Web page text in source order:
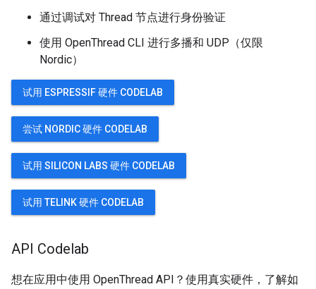
通过调试对 Thread 节点进行身份验证
使用 OpenThread CLI 进行多播和 UDP（仅限
Nordic）
试用 ESPRESSIF 硬件 CODELAB
尝试 NORDIC 硬件 CODELAB
试用 SILICON LABS 硬件 CODELAB
试用 TELINK 硬件 CODELAB
API Codelab
想在应用中使用 OpenThread API？使用真实硬件，了解如